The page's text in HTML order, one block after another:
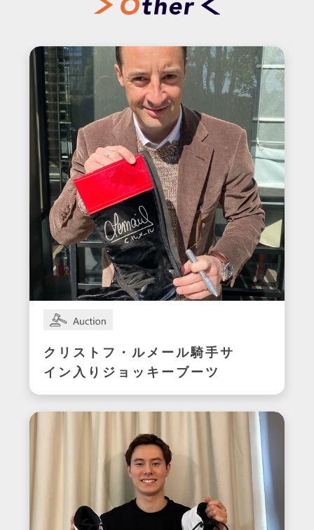
クリストフ・ルメール騎手サ
イン入りジョッキーブーツ